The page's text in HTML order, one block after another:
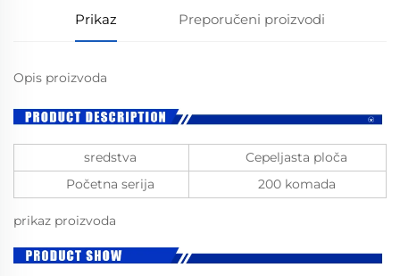
Prikaz Preporučeni proizvodi
Opis proizvoda
sredstva
Cepeljasta ploča
Početna serija
200 komada
prikaz proizvoda